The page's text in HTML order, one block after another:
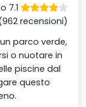
7.1
recensioni)
parco verde,
o nuotare in
piscine dal
questo